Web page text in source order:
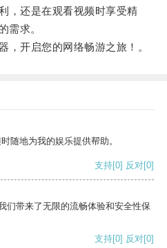
还是在观看视频时享受精
需求。
开启您的网络畅游之旅！。
随地为我的娱乐提供帮助。
支持[0] 反对[0]
们带来了无限的流畅体验和安全性保
支持[0] 反对[0]